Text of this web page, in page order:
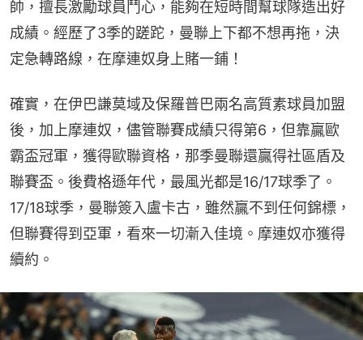
帥，擅長激勵球員鬥心，能夠在短時間幫球隊造出好
成績。經歷了3季的蹉跎，曼聯上下都不想再拖，決
定急轉路線，在摩連奴身上賭一鋪！
確實，在伊巴謙莫域及保羅普巴兩名高質素球員加盟
後，加上摩連奴，儘管聯賽成績只得第6，但靠贏歐
霸盃冠軍，獲得歐聯資格，那季曼聯還贏得社區盾及
聯賽盃。後費格遜年代，最風光都是16/17球季了。
17/18球季，曼聯簽入盧卡古，雖然贏不到任何錦標，
但聯賽得到亞軍，看來一切漸入佳境。摩連奴亦獲得
續約。